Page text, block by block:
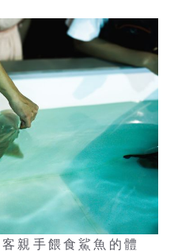
親手餵食鯊魚的體